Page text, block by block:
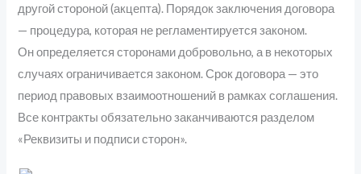
другой стороной (акцепта). Порядок заключения договора
— процедура, которая не регламентируется законом.
Он определяется сторонами добровольно, а в некоторых
случаях ограничивается законом. Срок договора — это
период правовых взаимоотношений в рамках соглашения.
Все контракты обязательно заканчиваются разделом
«Реквизиты и подписи сторон».